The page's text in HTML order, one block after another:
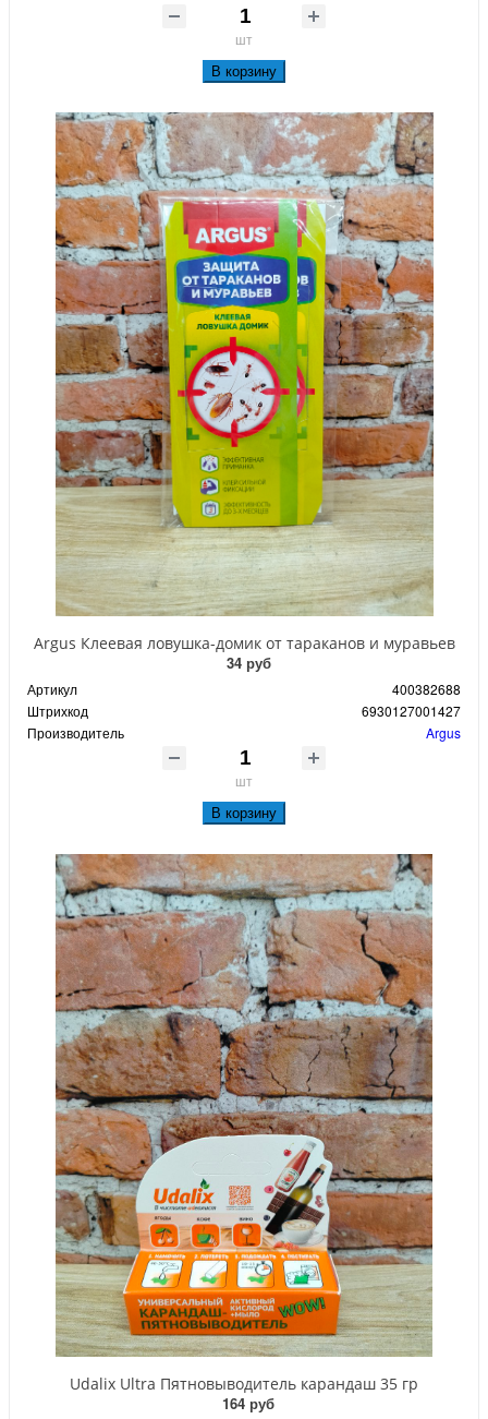
шт
В корзину
Argus Клеевая ловушка-домик от тараканов и муравьев
34 руб
Артикул
400382688
Штрихкод
6930127001427
Производитель
Argus
шт
В корзину
Udalix Ultra Пятновыводитель карандаш 35 гр
164 руб